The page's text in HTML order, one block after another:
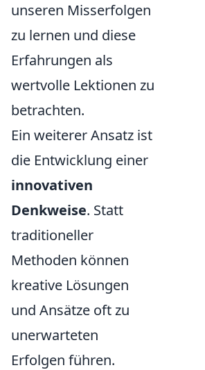
unseren Misserfolgen
zu lernen und diese
Erfahrungen als
wertvolle Lektionen zu
betrachten.
Ein weiterer Ansatz ist
die Entwicklung einer
innovativen
Denkweise. Statt
traditioneller
Methoden können
kreative Lösungen
und Ansätze oft zu
unerwarteten
Erfolgen führen.